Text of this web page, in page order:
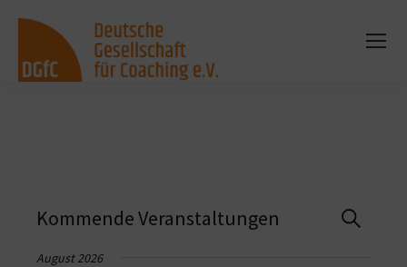
Suche
Kommende Veranstaltungen
August 2026